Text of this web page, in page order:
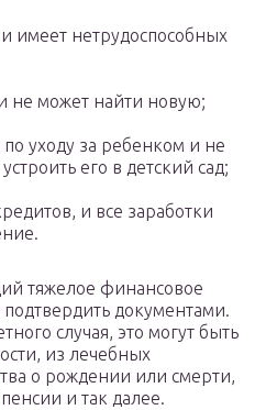
имеет нетрудоспособных
не может найти новую;
по уходу за ребенком и не
его в детский сад;
и все заработки
тяжелое финансовое
документами.
случая, это могут быть
из лечебных
о рождении или смерти,
и так далее.